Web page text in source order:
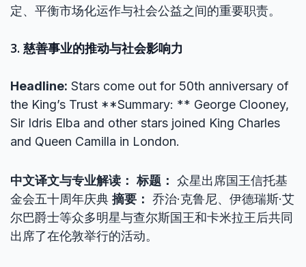
定、平衡市场化运作与社会公益之间的重要职责。
3. 慈善事业的推动与社会影响力
Headline: Stars come out for 50th anniversary of
the King’s Trust **Summary: ** George Clooney,
Sir Idris Elba and other stars joined King Charles
and Queen Camilla in London.
中文译文与专业解读： 标题： 众星出席国王信托基
金会五十周年庆典 摘要： 乔治·克鲁尼、伊德瑞斯·艾
尔巴爵士等众多明星与查尔斯国王和卡米拉王后共同
出席了在伦敦举行的活动。